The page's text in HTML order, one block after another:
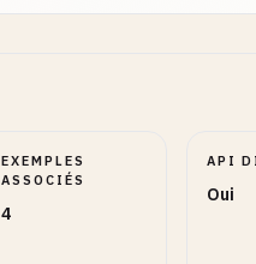
EXEMPLES
ASSOCIÉS
4
API
Oui